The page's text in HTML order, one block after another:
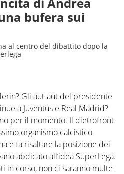
bufera sui
al centro del dibattito dopo la
Gli aut-aut del presidente
a Juventus e Real Madrid?
per il momento. Il dietrofront
organismo calcistico
e fa risaltare la posizione dei
abdicato all’idea SuperLega.
in corso, non ci saranno multe